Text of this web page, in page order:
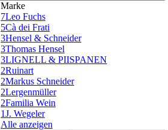
Marke
7Leo Fuchs
5Cà dei Frati
3Hensel & Schneider
3Thomas Hensel
3LIGNELL & PIISPANEN
2Ruinart
2Markus Schneider
2Lergenmüller
2Familia Wein
1J. Wegeler
Alle anzeigen